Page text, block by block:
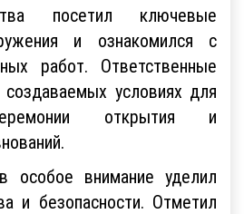
посетил ключевые
и ознакомился с
работ. Ответственные
условиях для
открытия и
особое внимание уделил
и безопасности. Отметил